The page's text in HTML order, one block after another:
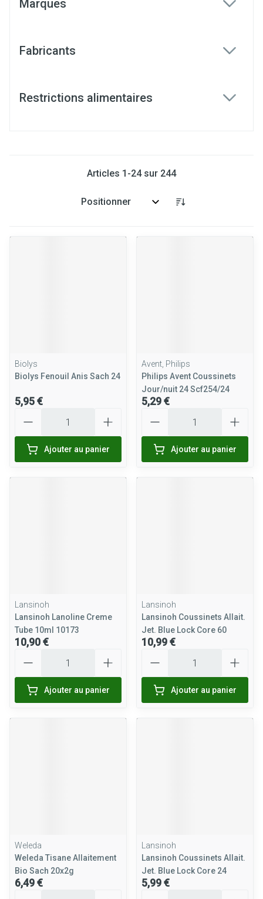
Marques
Fabricants
Restrictions alimentaires
Articles 1 -24sur 244
Trier par:
Biolys
Biolys Fenouil Anis Sach 24
5,95 €
Ajouter au panier
Avent, Philips
Philips Avent Coussinets
Jour/nuit 24 Scf254/24
5,29 €
Ajouter au panier
Lansinoh
Lansinoh Lanoline Creme
Tube 10ml 10173
10,90 €
Ajouter au panier
Lansinoh
Lansinoh Coussinets Allait.
Jet. Blue Lock Core 60
10,99 €
Ajouter au panier
Weleda
Weleda Tisane Allaitement
Bio Sach 20x2g
6,49 €
Lansinoh
Lansinoh Coussinets Allait.
Jet. Blue Lock Core 24
5,99 €